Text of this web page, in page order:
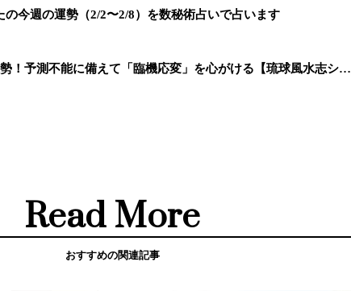
の今週の運勢（2/2〜2/8）を数秘術占いで占います
！予測不能に備えて「臨機応変」を心がける【琉球風水志シ…
Read More
おすすめの関連記事